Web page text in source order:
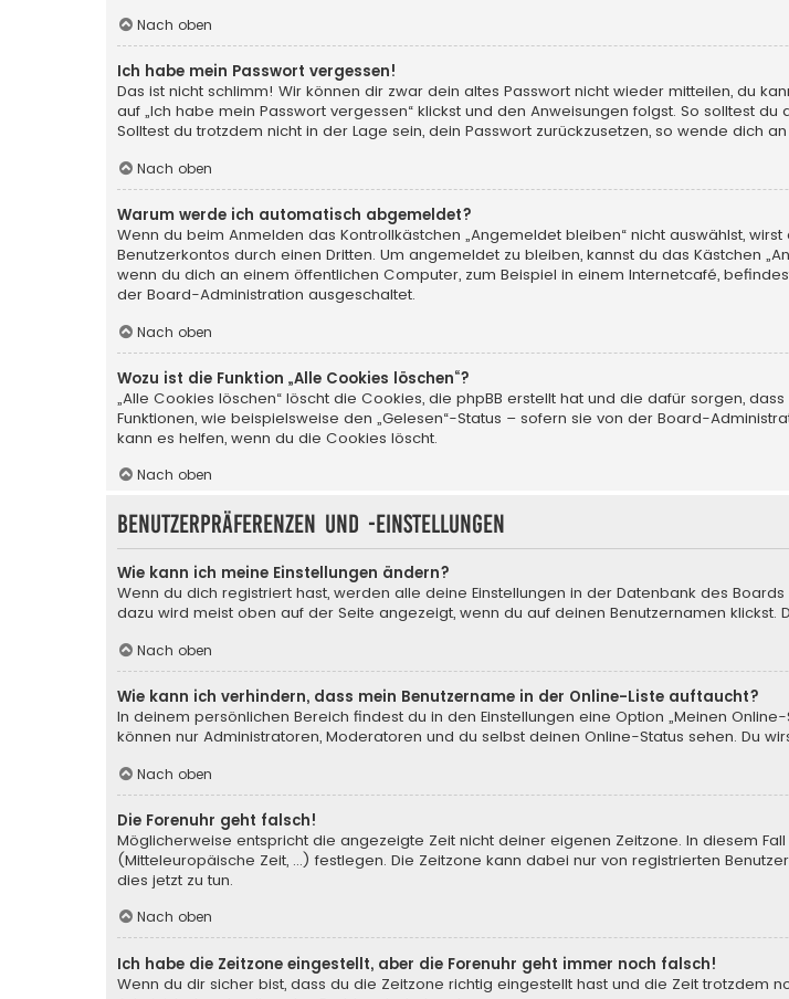
Nach oben
Ich habe mein Passwort vergessen!
Das ist nicht schlimm! Wir können dir zwar dein altes Passwort nicht wieder mitteilen, du
auf „Ich habe mein Passwort vergessen“ klickst und den Anweisungen folgst. So solltest
Solltest du trotzdem nicht in der Lage sein, dein Passwort zurückzusetzen, so wende dich
Nach oben
Warum werde ich automatisch abgemeldet?
Wenn du beim Anmelden das Kontrollkästchen „Angemeldet bleiben“ nicht auswählst,
Benutzerkontos durch einen Dritten. Um angemeldet zu bleiben, kannst du das Kästchen
wenn du dich an einem öffentlichen Computer, zum Beispiel in einem Internetcafé,
der Board-Administration ausgeschaltet.
Nach oben
Wozu ist die Funktion „Alle Cookies löschen“?
„Alle Cookies löschen“ löscht die Cookies, die phpBB erstellt hat und die dafür sorgen,
Funktionen, wie beispielsweise den „Gelesen“-Status – sofern sie von der Board-
kann es helfen, wenn du die Cookies löscht.
Nach oben
Benutzerpräferenzen und -einstellungen
Wie kann ich meine Einstellungen ändern?
Wenn du dich registriert hast, werden alle deine Einstellungen in der Datenbank des
dazu wird meist oben auf der Seite angezeigt, wenn du auf deinen Benutzernamen klickst.
Nach oben
Wie kann ich verhindern, dass mein Benutzername in der Online-Liste auftaucht?
In deinem persönlichen Bereich findest du in den Einstellungen eine Option „Meinen
können nur Administratoren, Moderatoren und du selbst deinen Online-Status sehen. Du
Nach oben
Die Forenuhr geht falsch!
Möglicherweise entspricht die angezeigte Zeit nicht deiner eigenen Zeitzone. In diesem
(Mitteleuropäische Zeit, ...) festlegen. Die Zeitzone kann dabei nur von registrierten
dies jetzt zu tun.
Nach oben
Ich habe die Zeitzone eingestellt, aber die Forenuhr geht immer noch falsch!
Wenn du dir sicher bist, dass du die Zeitzone richtig eingestellt hast und die Zeit trotzdem